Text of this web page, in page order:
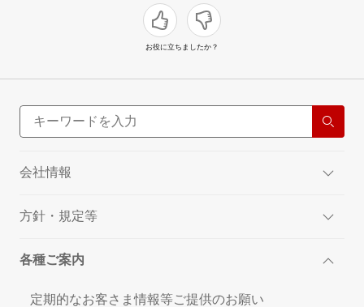
お役に立ちましたか？
会社情報
方針・規定等
各種ご案内
定期的なお客さま情報等ご提供のお願い